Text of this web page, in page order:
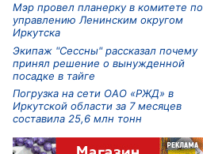
Мэр провел планерку в комитете по
управлению Ленинским округом
Иркутска
Экипаж "Сессны" рассказал почему
принял решение о вынужденной
посадке в тайге
Погрузка на сети ОАО «РЖД» в
Иркутской области за 7 месяцев
составила 25,6 млн тонн